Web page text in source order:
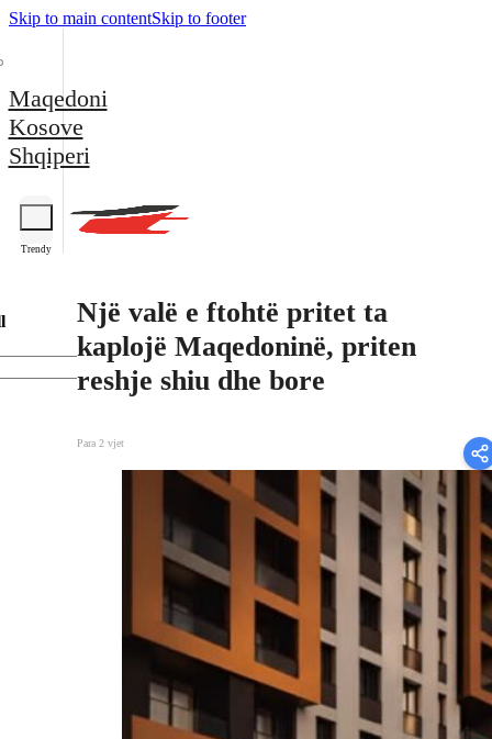
Skip to main contentSkip to footer
Maqedoni
Kosove
Shqiperi
Trendy
Një valë e ftohtë pritet ta
kaplojë Maqedoninë, priten
reshje shiu dhe bore
Para 2 vjet